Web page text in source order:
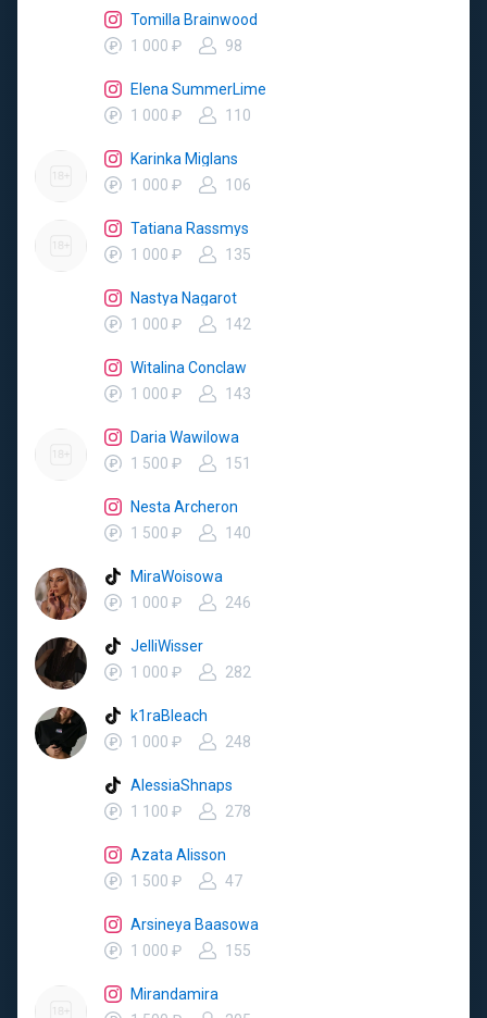
Tomilla Brainwood
1 000 ₽
98
Elena SummerLime
1 000 ₽
110
Karinka Miglans
1 000 ₽
106
Tatiana Rassmys
1 000 ₽
135
Nastya Nagarot
1 000 ₽
142
Witalina Conclaw
1 000 ₽
143
Daria Wawilowa
1 500 ₽
151
Nesta Archeron
1 500 ₽
140
MiraWoisowa
1 000 ₽
246
JelliWisser
1 000 ₽
282
k1raBleach
1 000 ₽
248
AlessiaShnaps
1 100 ₽
278
Azata Alisson
1 500 ₽
47
Arsineya Baasowa
1 000 ₽
155
Mirandamira